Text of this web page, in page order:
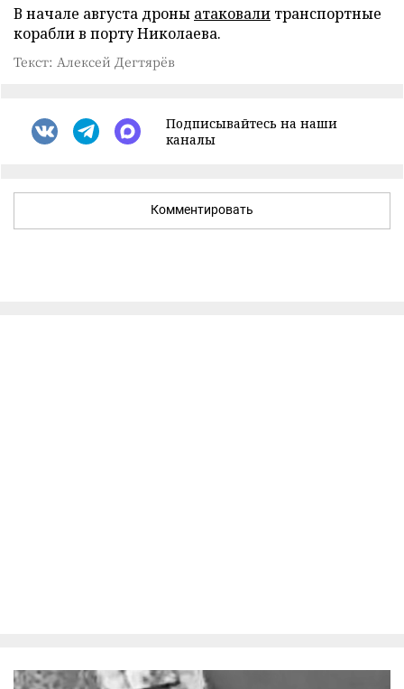
В начале августа дроны атаковали транспортные
корабли в порту Николаева.
Текст: Алексей Дегтярёв
Подписывайтесь на наши
каналы
Комментировать